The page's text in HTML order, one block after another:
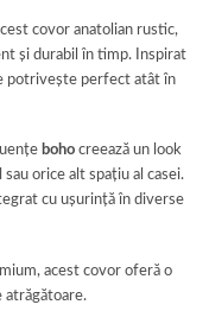
covor anatolian rustic,
și durabil în timp. Inspirat
potrivește perfect atât în
boho creează un look
orice alt spațiu al casei.
cu ușurință în diverse
acest covor oferă o
atrăgătoare.